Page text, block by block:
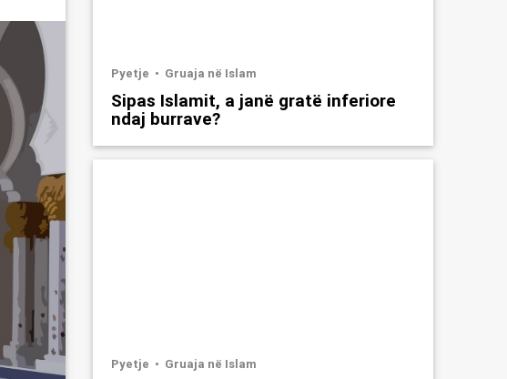
Pyetje Gruaja në Islam
Sipas Islamit, a janë gratë inferiore
ndaj burrave?
Pyetje Gruaja në Islam